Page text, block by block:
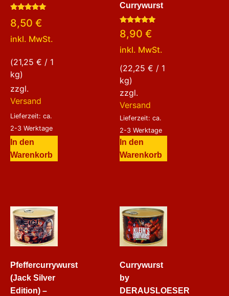
mit
5.00
von 5
8,50 €
inkl. MwSt.
(21,25 € / 1
kg)
zzgl.
Versand
Lieferzeit: ca.
2-3 Werktage
In den
Warenkorb
Currywurst
Bewertet
mit
von 5
8,90 €
inkl. MwSt.
(22,25 € / 1
kg)
zzgl.
Versand
Lieferzeit: ca.
2-3 Werktage
In den
Warenkorb
Pfeffercurrywurst
(Jack Silver
Edition) –
Currywurst
by
DERAUSLOESER